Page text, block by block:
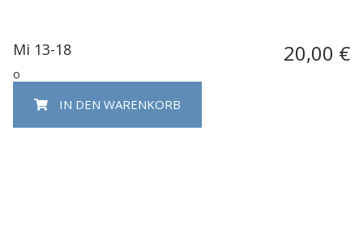
Mi 13-18 20,00 €
o
IN DEN WARENKORB